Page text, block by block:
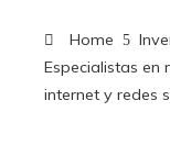
Home
Especialistas en
internet y redes